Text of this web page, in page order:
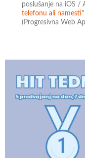
poslušanje na iOS /
telefonu ali namesti"
(Progresivna Web